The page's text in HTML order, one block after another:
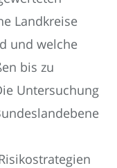
Landkreise
und welche
bis zu
Untersuchung